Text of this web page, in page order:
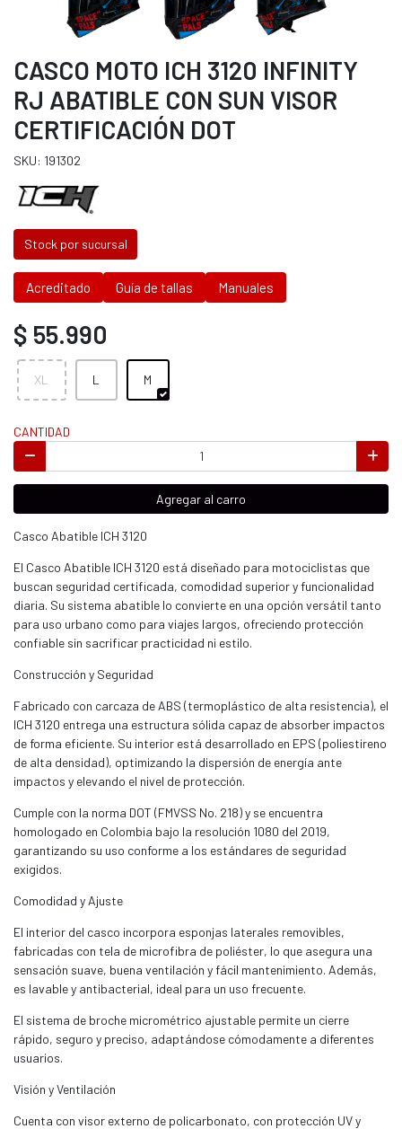
CASCO MOTO ICH 3120 INFINITY
RJ ABATIBLE CON SUN VISOR
CERTIFICACIÓN DOT
SKU: 191302
Stock por sucursal
Acreditado Guía de tallas Manuales
$ 55.990
XL L M
CANTIDAD
Agregar al carro
Casco Abatible ICH 3120
El Casco Abatible ICH 3120 está diseñado para motociclistas que
buscan seguridad certificada, comodidad superior y funcionalidad
diaria. Su sistema abatible lo convierte en una opción versátil tanto
para uso urbano como para viajes largos, ofreciendo protección
confiable sin sacrificar practicidad ni estilo.
Construcción y Seguridad
Fabricado con carcaza de ABS (termoplástico de alta resistencia), el
ICH 3120 entrega una estructura sólida capaz de absorber impactos
de forma eficiente. Su interior está desarrollado en EPS (poliestireno
de alta densidad), optimizando la dispersión de energía ante
impactos y elevando el nivel de protección.
Cumple con la norma DOT (FMVSS No. 218) y se encuentra
homologado en Colombia bajo la resolución 1080 del 2019,
garantizando su uso conforme a los estándares de seguridad
exigidos.
Comodidad y Ajuste
El interior del casco incorpora esponjas laterales removibles,
fabricadas con tela de microfibra de poliéster, lo que asegura una
sensación suave, buena ventilación y fácil mantenimiento. Además,
es lavable y antibacterial, ideal para un uso frecuente.
El sistema de broche micrométrico ajustable permite un cierre
rápido, seguro y preciso, adaptándose cómodamente a diferentes
usuarios.
Visión y Ventilación
Cuenta con visor externo de policarbonato, con protección UV y